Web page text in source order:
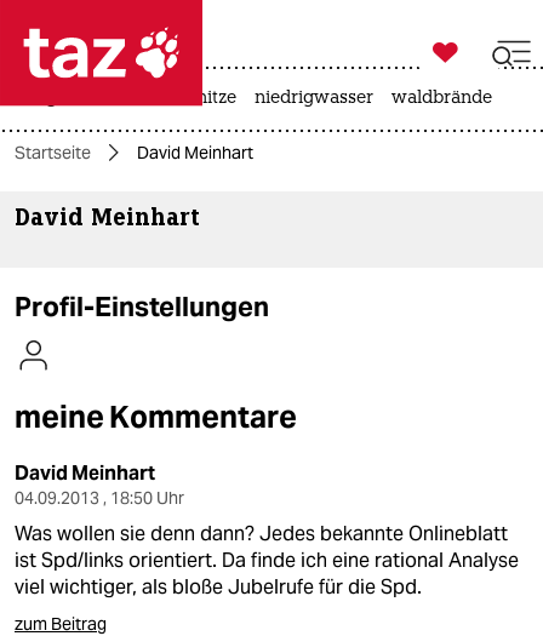
 taz zahl ich
taz zahl ich
themen
kultur
sport
berlin
nord

taz zahl ich
hitze niedrigwasser waldbrände
Startseite David Meinhart
David Meinhart
Profil-Einstellungen
meine Kommentare
David Meinhart
04.09.2013 , 18:50 Uhr
Was wollen sie denn dann? Jedes bekannte Onlineblatt
ist Spd/links orientiert. Da finde ich eine rational Analyse
viel wichtiger, als bloße Jubelrufe für die Spd.
zum Beitrag